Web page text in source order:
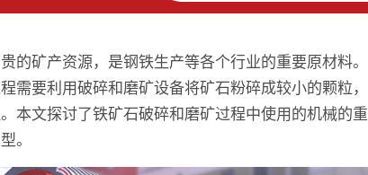
的矿产资源，是钢铁生产等各个行业的重要原材料。
需要利用破碎和磨矿设备将矿石粉碎成较小的颗粒，
本文探讨了铁矿石破碎和磨矿过程中使用的机械的重
。